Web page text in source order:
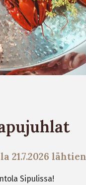
lähtien
Sipulissa!